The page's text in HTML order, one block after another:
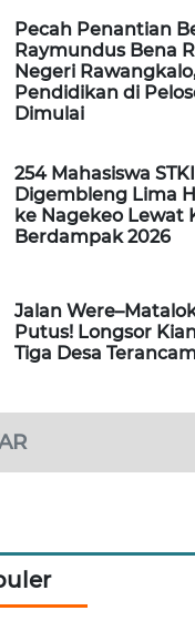
Pecah Penantian
Raymundus Bena
Negeri
Pendidikan di
Dimulai
254 Mahasiswa
Digembleng Lima
ke Nagekeo Lewat
Berdampak 2026
Jalan
Putus! Longsor
Tiga Desa